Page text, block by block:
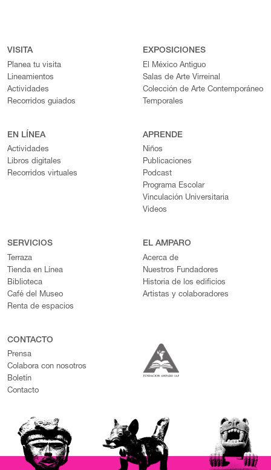
VISITA
Planea tu visita
Lineamientos
Actividades
Recorridos guiados
EXPOSICIONES
El México Antiguo
Salas de Arte Virreinal
Colección de Arte Contemporáneo
Temporales
EN LÍNEA
Actividades
Libros digitales
Recorridos virtuales
APRENDE
Niños
Publicaciones
Podcast
Programa Escolar
Vinculación Universitaria
Videos
SERVICIOS
Terraza
Tienda en Línea
Biblioteca
Café del Museo
Renta de espacios
EL AMPARO
Acerca de
Nuestros Fundadores
Historia de los edificios
Artistas y colaboradores
CONTACTO
Prensa
Colabora con nosotros
Boletín
Contacto